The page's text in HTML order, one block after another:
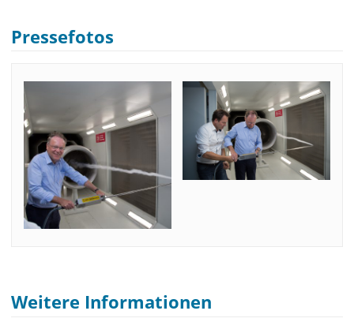
Pressefotos
Weitere Informationen